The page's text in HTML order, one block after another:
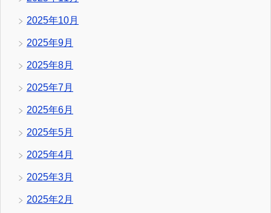
2025年10月
2025年9月
2025年8月
2025年7月
2025年6月
2025年5月
2025年4月
2025年3月
2025年2月